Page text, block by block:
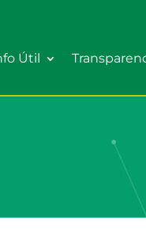
Útil